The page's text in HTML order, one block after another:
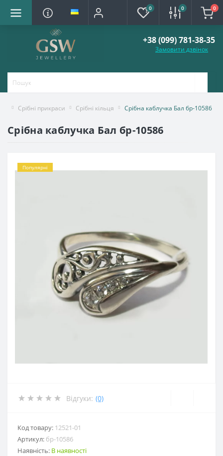
0 0 0
+38 (099) 781-38-35
Замовити дзвінок
Срібні прикраси Срібні кільця Срібна каблучка Бал бр-10586
Срібна каблучка Бал бр-10586
Популярні
Відгуки: (0)
Код товару: 12521-01
Артикул: бр-10586
Наявність: В наявності